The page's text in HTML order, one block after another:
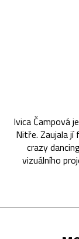
Ivica Čampová
Nitře. Zaujala
crazy
vizuálního